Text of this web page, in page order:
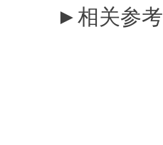
►相关参考